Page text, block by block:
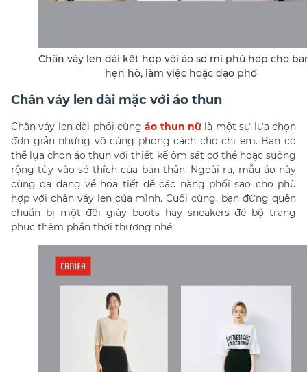
Chân váy len dài kết hợp với áo sơ mi phù hợp cho
hẹn hò, làm việc hoặc dạo phố
Chân váy len dài mặc với áo thun
Chân váy len dài phối cùngáo thun nữ là một sự lựa chọn
đơn giản nhưng vô cùng phong cách cho chị em. Bạn có
thể lựa chọn áo thun với thiết kế ôm sát cơ thể hoặc suông
rộng tùy vào sở thích của bản thân. Ngoài ra, mẫu áo này
cũng đa dạng về hoạ tiết để các nàng phối sao cho phù
hợp với chân váy len của mình. Cuối cùng, bạn đừng quên
chuẩn bị một đôi giày boots hay sneakers để bộ trang
phục thêm phần thời thượng nhé.